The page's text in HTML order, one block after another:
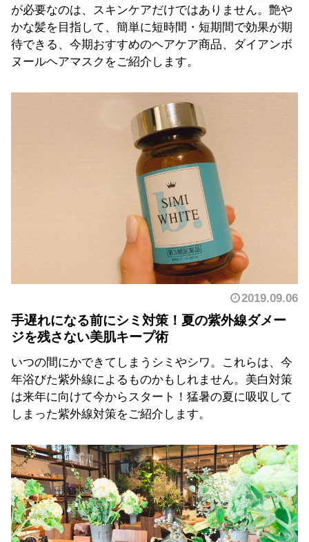
が必要なのは、スキンケアだけではありません。艶や
かな髪を目指して、簡単に短時間・短期間で効果が期
待できる、今期おすすめのヘアケア商品、ダイアンボ
ヌールヘアマスクをご紹介します。
2019.09.06
手遅れになる前にシミ対策！夏の紫外線ダメー
ジを残さない美肌キープ術
いつの間にかできてしまうシミやシワ。これらは、今
年浴びた紫外線によるものかもしれません。美白対策
は来年に向けて今からスタート！猛暑の夏に吸収して
しまった紫外線対策をご紹介します。